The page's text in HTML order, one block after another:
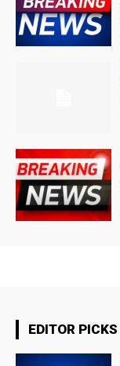
EDITOR PICKS